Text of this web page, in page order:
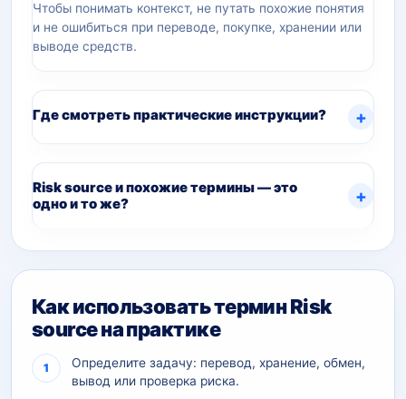
Чтобы понимать контекст, не путать похожие понятия
и не ошибиться при переводе, покупке, хранении или
выводе средств.
Где смотреть практические инструкции?
Risk source и похожие термины — это
одно и то же?
Как использовать термин Risk
source на практике
Определите задачу: перевод, хранение, обмен,
вывод или проверка риска.